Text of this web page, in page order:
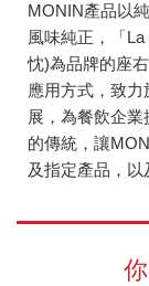
MONIN產品以
風味純正，「
忱)為品牌的座
應用方式，致
展，為餐飲企
的傳統，讓
及指定產品，以